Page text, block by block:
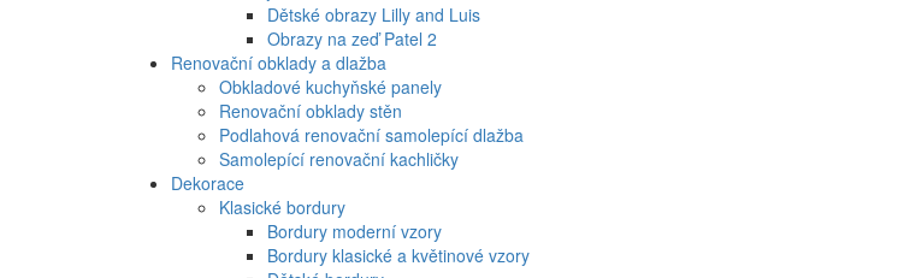
Dětské obrazy Lilly and Luis
Obrazy na zeď Patel 2
Renovační obklady a dlažba
Obkladové kuchyňské panely
Renovační obklady stěn
Podlahová renovační samolepící dlažba
Samolepící renovační kachličky
Dekorace
Klasické bordury
Bordury moderní vzory
Bordury klasické a květinové vzory